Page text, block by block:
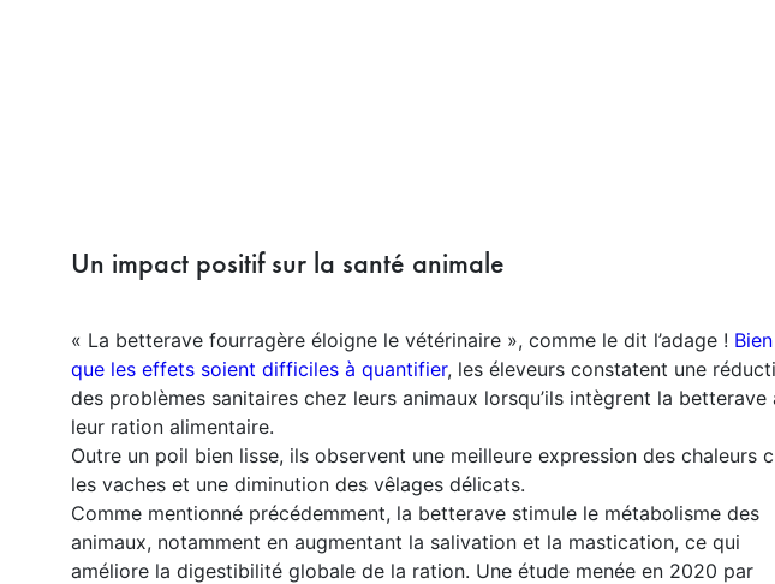
Un impact positif sur la santé animale
« La betterave fourragère éloigne le vétérinaire », comme le dit l’adage ! Bien
que les effets soient difficiles à quantifier, les éleveurs constatent une
des problèmes sanitaires chez leurs animaux lorsqu’ils intègrent la betterave
leur ration alimentaire.
Outre un poil bien lisse, ils observent une meilleure expression des chaleurs
les vaches et une diminution des vêlages délicats.
Comme mentionné précédemment, la betterave stimule le métabolisme des
animaux, notamment en augmentant la salivation et la mastication, ce qui
améliore la digestibilité globale de la ration. Une étude menée en 2020 par